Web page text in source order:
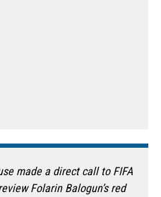
made a direct call to FIFA
Folarin Balogun’s red